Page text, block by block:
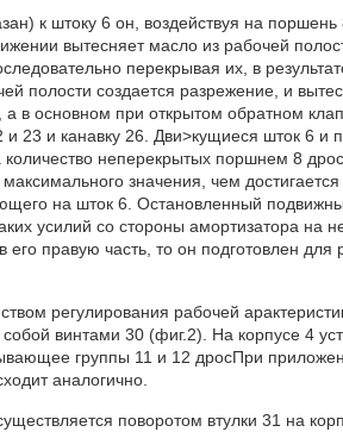
к штоку 6 он, воздействуя на
вытесняет масло из рабочей
перекрывая их, в
полости создается разрежение, и
а в основном при открытом обратном
и 23 и канавку 26. Дви>кущиеся шток 6
неперекрытых поршнем 8
значения, чем
на шток 6. Остановленный
усилий со стороны амортизатора на
правую часть, то он подготовлен для
регулирования рабочей
винтами 30 (фиг.2). На корпусе 4
группы 11 и 12 дросПри
аналогично.
поворотом втулки 31 на